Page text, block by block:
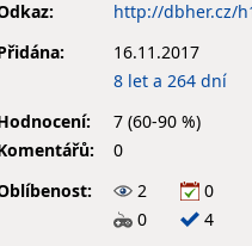
http://dbher.cz/
16.11.2017
8 let a 264 dní
7 (60-90 %)
0
2
0
0
4